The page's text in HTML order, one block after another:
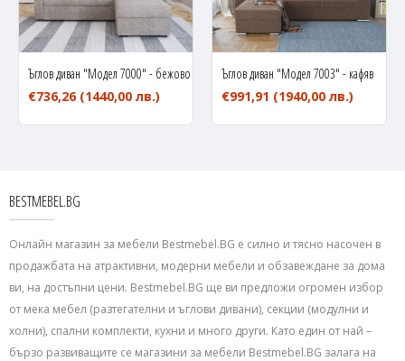
Ъглов диван "Модел 7000" - бежово
€736,26 (1440,00 лв.)
Ъглов диван "Модел 7003" - кафяв
€991,91 (1940,00 лв.)
BESTMEBEL.BG
Онлайн магазин за мебели Bestmebel.BG е силно и тясно насочен в
продажбата на атрактивни, модерни мебели и обзавеждане за дома
ви, на достъпни цени. Bestmebel.BG ще ви предложи огромен избор
от мека мебел (разтегателни и ъглови дивани), секции (модулни и
холни), спални комплекти, кухни и много други. Като един от най –
бързо развиващите се магазини за мебели Bestmebel.BG залага на